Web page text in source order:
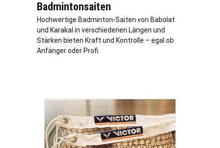
Badmintonsaiten
Hochwertige Badminton-Saiten von Babolat
und Karakal in verschiedenen Längen und
Stärken bieten Kraft und Kontrolle – egal ob
Anfänger oder Profi.